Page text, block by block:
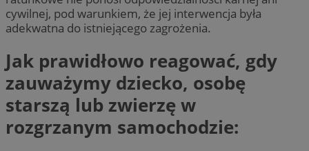
cywilnej, pod warunkiem, że jej interwencja była
adekwatna do istniejącego zagrożenia.
Jak prawidłowo reagować, gdy
zauważymy dziecko, osobę
starszą lub zwierzę w
rozgrzanym samochodzie: